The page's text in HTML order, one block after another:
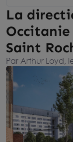
La
Occitanie
Saint
Par Arthur Loyd,